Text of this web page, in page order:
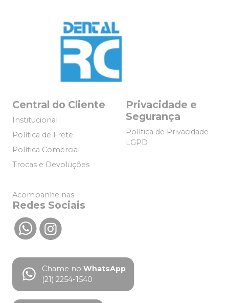
Central do Cliente
Institucional
Política de Frete
Política Comercial
Trocas e Devoluções
Privacidade e
Segurança
Política de Privacidade -
LGPD
Acompanhe nas
Redes Sociais
Chame no WhatsApp
(21) 2254-1540